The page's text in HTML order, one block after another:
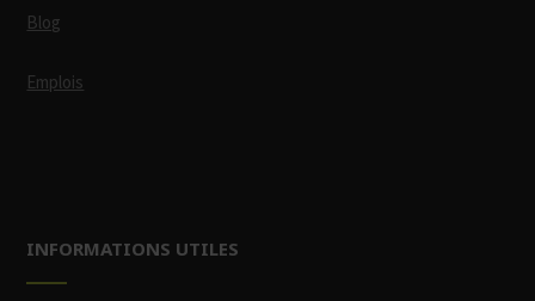
Blog
Emplois
INFORMATIONS UTILES